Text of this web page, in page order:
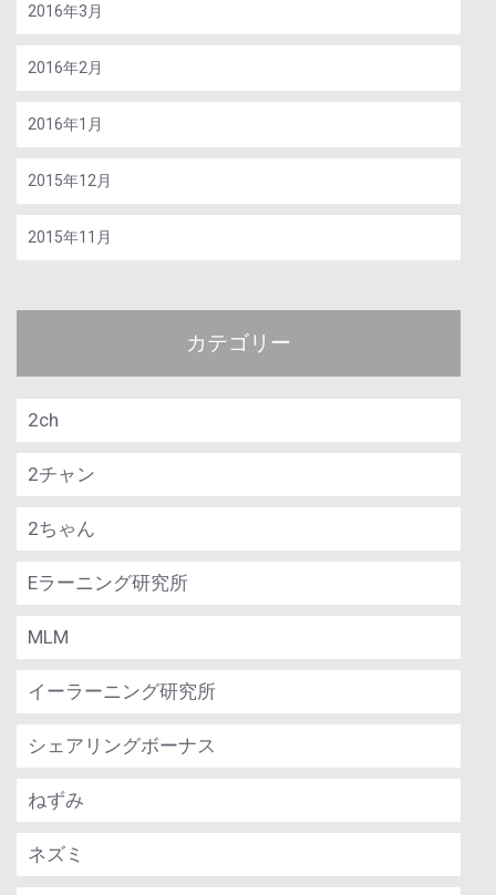
2016年3月
2016年2月
2016年1月
2015年12月
2015年11月
カテゴリー
2ch
2チャン
2ちゃん
Eラーニング研究所
MLM
イーラーニング研究所
シェアリングボーナス
ねずみ
ネズミ